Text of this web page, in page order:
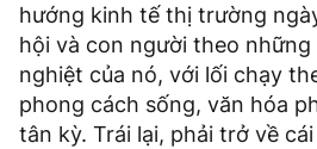
hướng kinh tế thị trường
hội và con người theo những
nghiệt của nó, với lối chạy
phong cách sống, văn hóa
tân kỳ. Trái lại, phải trở về